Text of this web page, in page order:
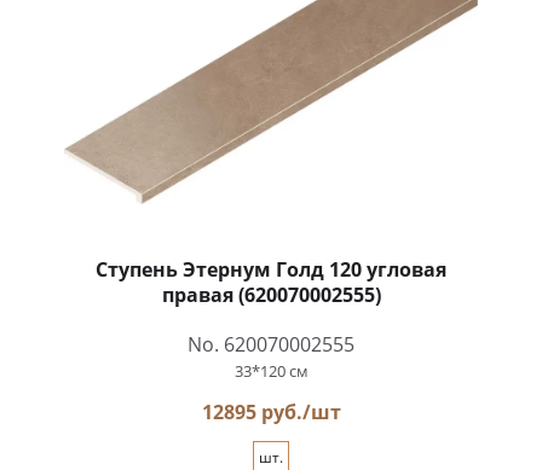
Ступень Этернум Голд 120 угловая
правая (620070002555)
No. 620070002555
33*120 см
12895 руб./шт
шт.